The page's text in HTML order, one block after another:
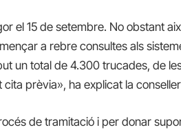
el 15 de setembre. No obstant
a rebre consultes als
un total de 4.300 trucades, de
prèvia», ha explicat la
de tramitació i per donar